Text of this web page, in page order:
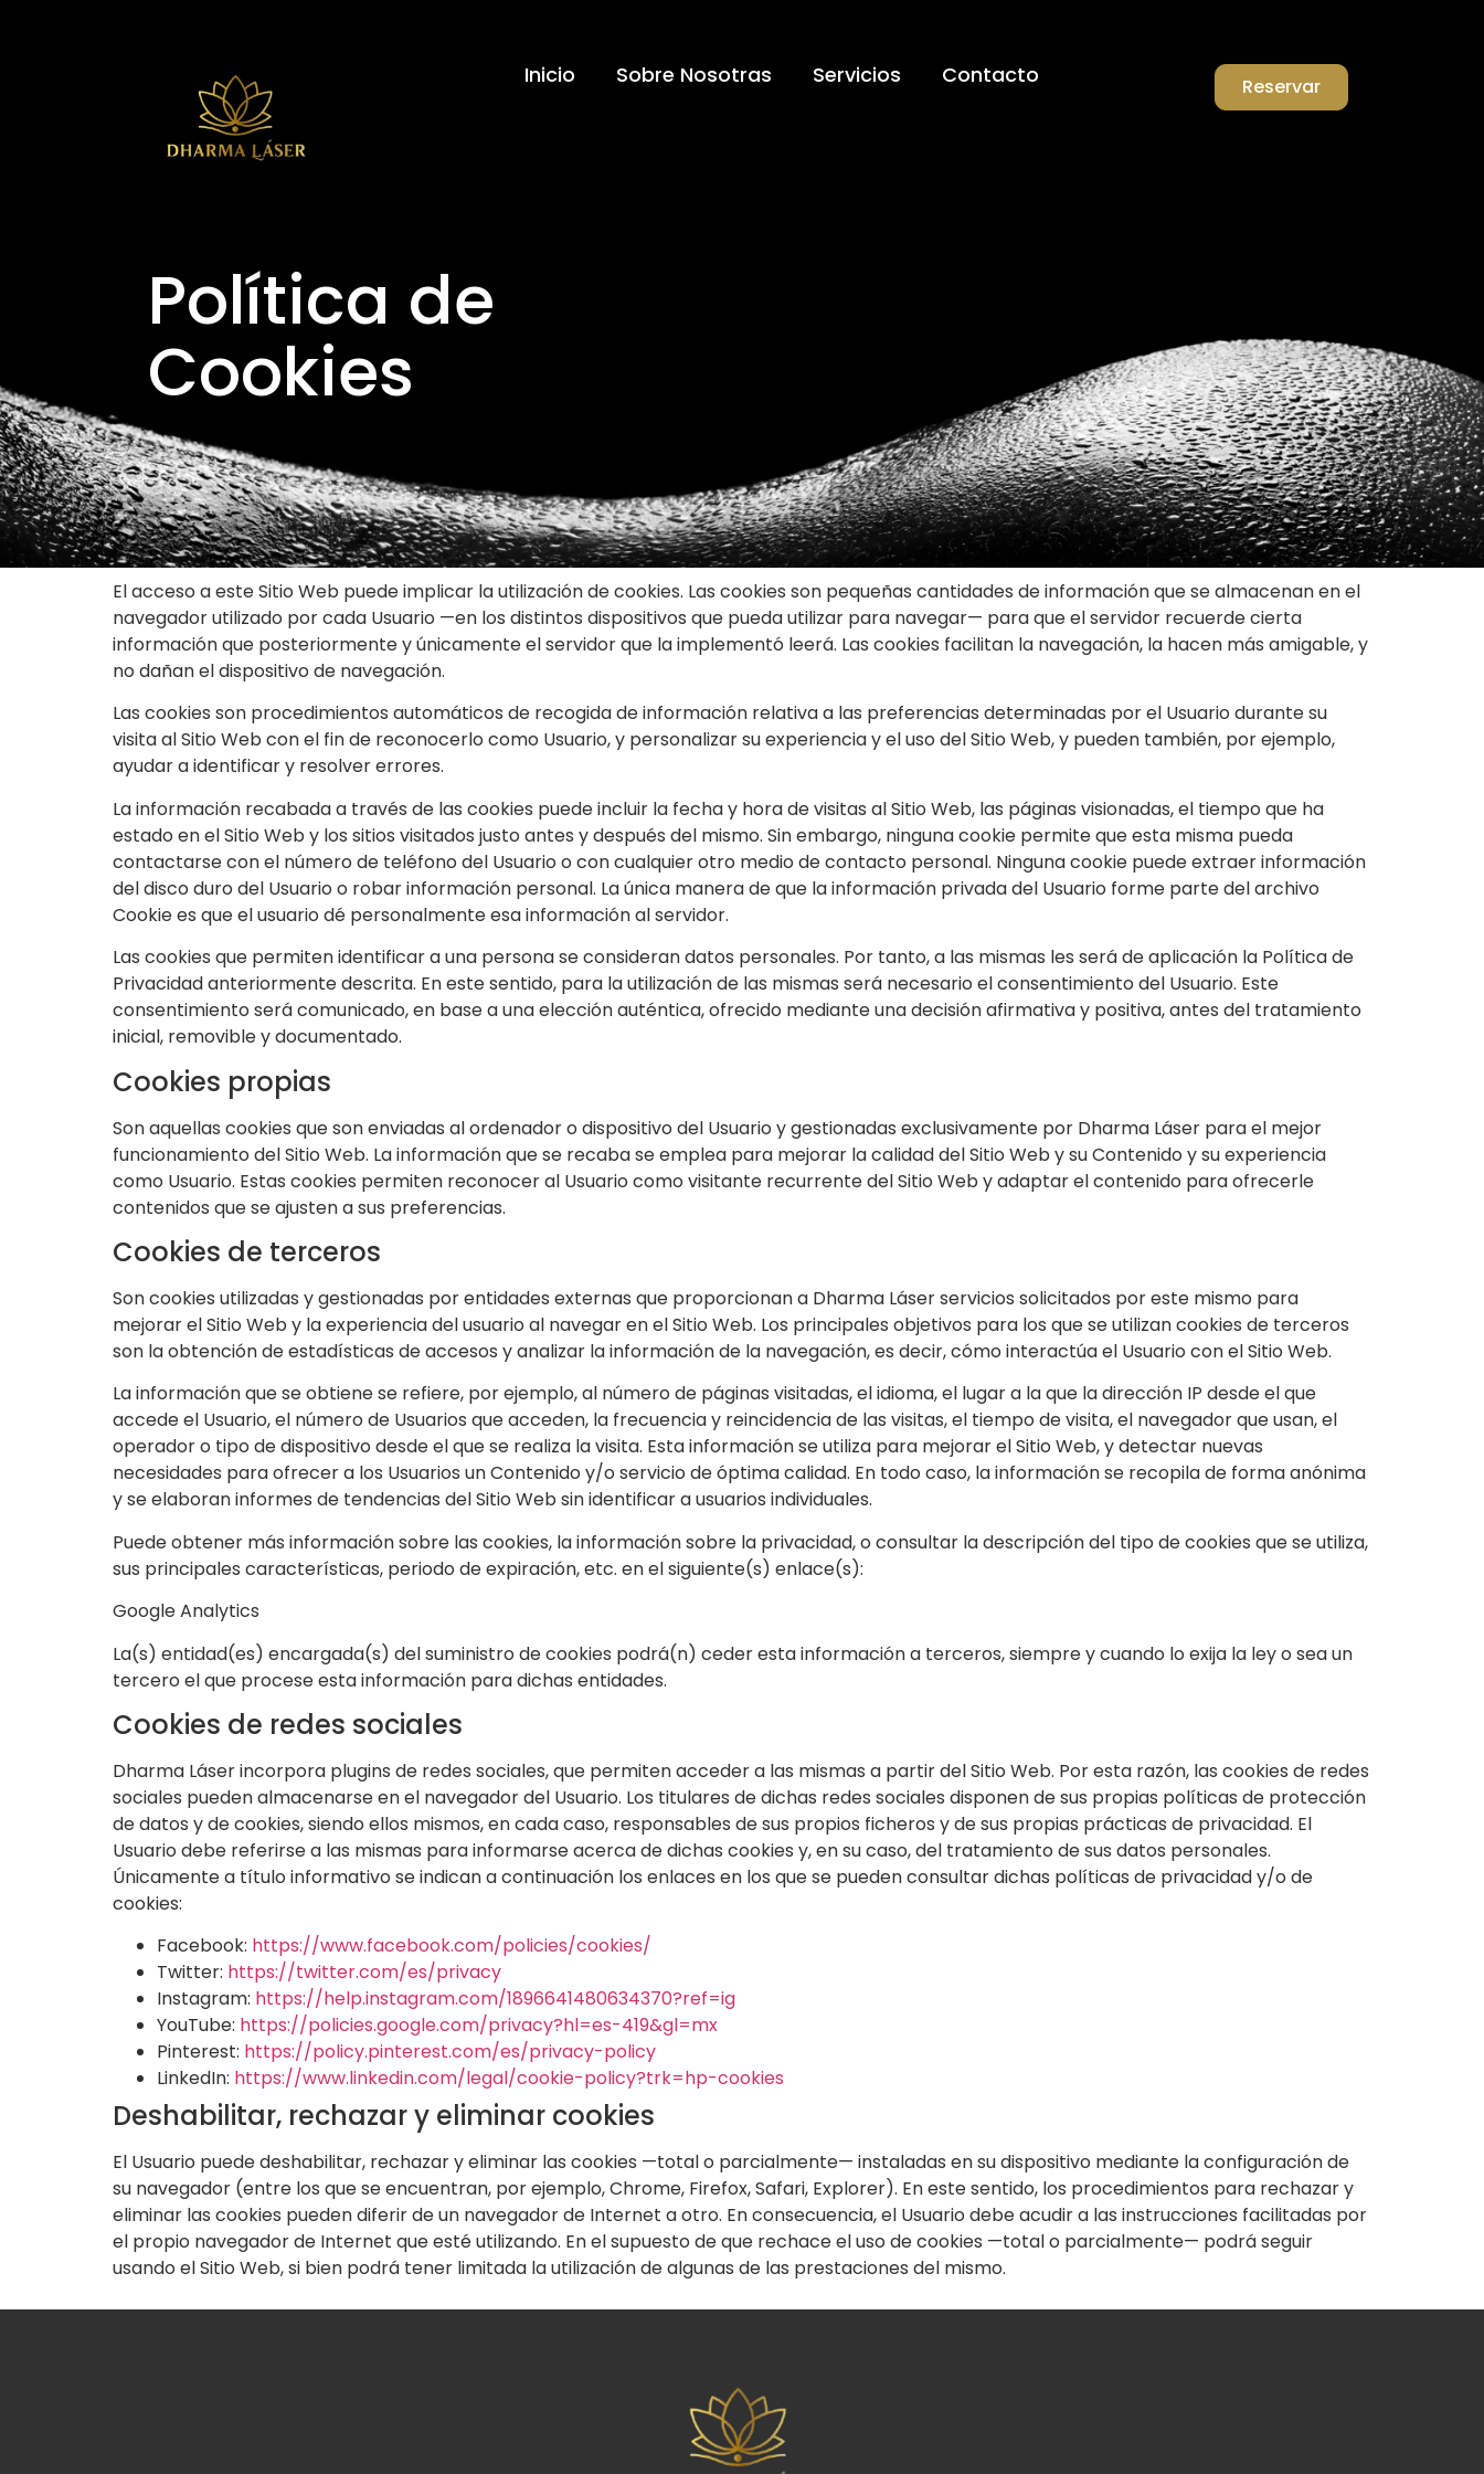
Inicio Sobre Nosotras Servicios Contacto Reservar
Política de
Cookies
El acceso a este Sitio Web puede implicar la utilización de cookies. Las cookies son pequeñas cantidades de información que se almacenan en el
navegador utilizado por cada Usuario —en los distintos dispositivos que pueda utilizar para navegar— para que el servidor recuerde cierta
información que posteriormente y únicamente el servidor que la implementó leerá. Las cookies facilitan la navegación, la hacen más amigable, y
no dañan el dispositivo de navegación.
Las cookies son procedimientos automáticos de recogida de información relativa a las preferencias determinadas por el Usuario durante su
visita al Sitio Web con el fin de reconocerlo como Usuario, y personalizar su experiencia y el uso del Sitio Web, y pueden también, por ejemplo,
ayudar a identificar y resolver errores.
La información recabada a través de las cookies puede incluir la fecha y hora de visitas al Sitio Web, las páginas visionadas, el tiempo que ha
estado en el Sitio Web y los sitios visitados justo antes y después del mismo. Sin embargo, ninguna cookie permite que esta misma pueda
contactarse con el número de teléfono del Usuario o con cualquier otro medio de contacto personal. Ninguna cookie puede extraer información
del disco duro del Usuario o robar información personal. La única manera de que la información privada del Usuario forme parte del archivo
Cookie es que el usuario dé personalmente esa información al servidor.
Las cookies que permiten identificar a una persona se consideran datos personales. Por tanto, a las mismas les será de aplicación la Política de
Privacidad anteriormente descrita. En este sentido, para la utilización de las mismas será necesario el consentimiento del Usuario. Este
consentimiento será comunicado, en base a una elección auténtica, ofrecido mediante una decisión afirmativa y positiva, antes del tratamiento
inicial, removible y documentado.
Cookies propias
Son aquellas cookies que son enviadas al ordenador o dispositivo del Usuario y gestionadas exclusivamente por Dharma Láser para el mejor
funcionamiento del Sitio Web. La información que se recaba se emplea para mejorar la calidad del Sitio Web y su Contenido y su experiencia
como Usuario. Estas cookies permiten reconocer al Usuario como visitante recurrente del Sitio Web y adaptar el contenido para ofrecerle
contenidos que se ajusten a sus preferencias.
Cookies de terceros
Son cookies utilizadas y gestionadas por entidades externas que proporcionan a Dharma Láserservicios solicitados por este mismo para
mejorar el Sitio Web y la experiencia del usuario al navegar en el Sitio Web. Los principales objetivos para los que se utilizan cookies de terceros
son la obtención de estadísticas de accesos y analizar la información de la navegación, es decir, cómo interactúa el Usuario con el Sitio Web.
La información que se obtiene se refiere, por ejemplo, al número de páginas visitadas, el idioma, el lugar a la que la dirección IP desde el que
accede el Usuario, el número de Usuarios que acceden, la frecuencia y reincidencia de las visitas, el tiempo de visita, el navegador que usan, el
operador o tipo de dispositivo desde el que se realiza la visita. Esta información se utiliza para mejorar el Sitio Web, y detectar nuevas
necesidades para ofrecer a los Usuarios un Contenido y/o servicio de óptima calidad. En todo caso, la información se recopila de forma anónima
y se elaboran informes de tendencias del Sitio Web sin identificar a usuarios individuales.
Puede obtener más información sobre las cookies, la información sobre la privacidad, o consultar la descripción del tipo de cookies que se utiliza,
sus principales características, periodo de expiración, etc. en el siguiente(s) enlace(s):
Google Analytics
La(s) entidad(es) encargada(s) del suministro de cookies podrá(n) ceder esta información a terceros, siempre y cuando lo exija la ley o sea un
tercero el que procese esta información para dichas entidades.
Cookies de redes sociales
Dharma Láserincorpora plugins de redes sociales, que permiten acceder a las mismas a partir del Sitio Web. Por esta razón, las cookies de redes
sociales pueden almacenarse en el navegador del Usuario. Los titulares de dichas redes sociales disponen de sus propias políticas de protección
de datos y de cookies, siendo ellos mismos, en cada caso, responsables de sus propios ficheros y de sus propias prácticas de privacidad. El
Usuario debe referirse a las mismas para informarse acerca de dichas cookies y, en su caso, del tratamiento de sus datos personales.
Únicamente a título informativo se indican a continuación los enlaces en los que se pueden consultar dichas políticas de privacidad y/o de
cookies:
Facebook: https://www.facebook.com/policies/cookies/
Twitter: https://twitter.com/es/privacy
Instagram: https://help.instagram.com/1896641480634370?ref=ig
YouTube: https://policies.google.com/privacy?hl=es-419&gl=mx
Pinterest: https://policy.pinterest.com/es/privacy-policy
LinkedIn: https://www.linkedin.com/legal/cookie-policy?trk=hp-cookies
Deshabilitar, rechazar y eliminar cookies
El Usuario puede deshabilitar, rechazar y eliminar las cookies —total o parcialmente— instaladas en su dispositivo mediante la configuración de
su navegador (entre los que se encuentran, por ejemplo, Chrome, Firefox, Safari, Explorer). En este sentido, los procedimientos para rechazar y
eliminar las cookies pueden diferir de un navegador de Internet a otro. En consecuencia, el Usuario debe acudir a las instrucciones facilitadas por
el propio navegador de Internet que esté utilizando. En el supuesto de que rechace el uso de cookies —total o parcialmente— podrá seguir
usando el Sitio Web, si bien podrá tener limitada la utilización de algunas de las prestaciones del mismo.